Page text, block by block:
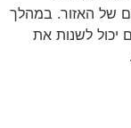
של האזור. במהלך
יכול לשנות את